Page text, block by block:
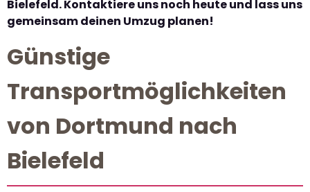
Bielefeld. Kontaktiere uns noch heute und lass uns
gemeinsam deinen Umzug planen!
Günstige
Transportmöglichkeiten
von Dortmund nach
Bielefeld